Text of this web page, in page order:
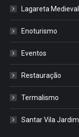
Lagareta Medieval
Enoturismo
Eventos
Restauração
Termalismo
Santar Vila Jardim